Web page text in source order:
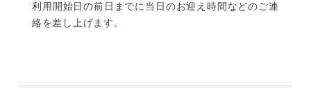
利用開始日の前日までに当日のお迎え時間などのご連
絡を差し上げます。